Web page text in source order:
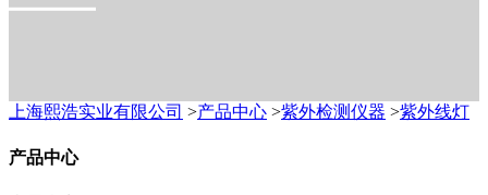
上海熙浩实业有限公司 >产品中心 >紫外检测仪器 >紫外线灯
产品中心